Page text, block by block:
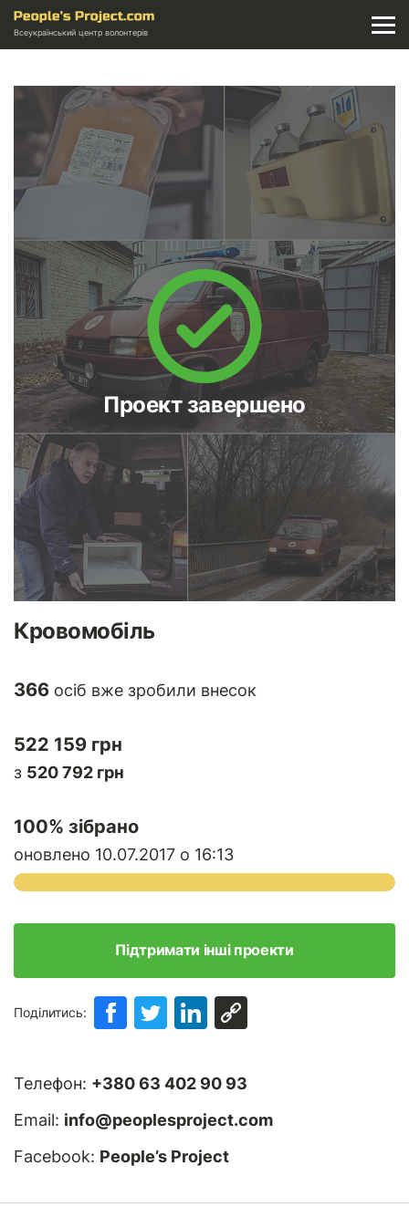
Всеукраїнський центр волонтерів
Проект завершено
Кровомобіль
366 осіб вже зробили внесок
522 159 грн
з 520 792 грн
100% зібрано
оновлено 10.07.2017 о 16:13
Підтримати інші проекти
Поділитись:
Телефон: +380 63 402 90 93
Email: info@peoplesproject.com
Facebook: People’s Project